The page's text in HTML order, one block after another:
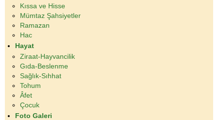
Kıssa ve Hisse
Mümtaz Şahsiyetler
Ramazan
Hac
Hayat
Ziraat-Hayvancilik
Gıda-Beslenme
Sağlık-Sıhhat
Tohum
Âfet
Çocuk
Foto Galeri